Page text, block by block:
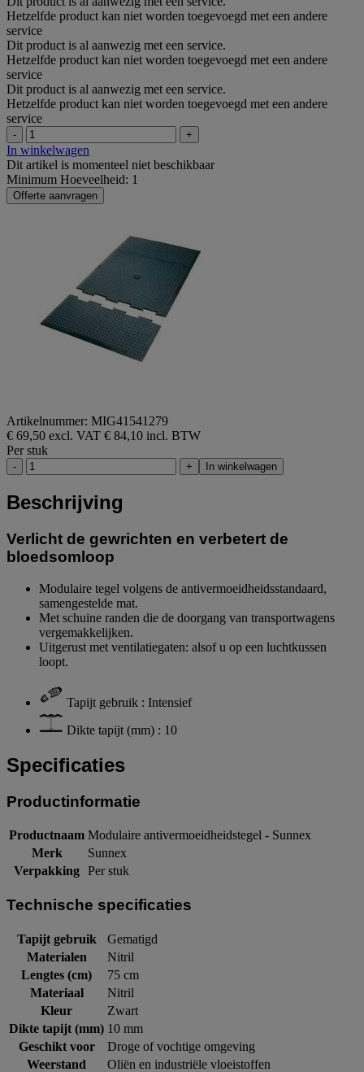
Hetzelfde product kan niet worden toegevoegd met een andere
service
Dit product is al aanwezig met een service.
Hetzelfde product kan niet worden toegevoegd met een andere
service
Dit product is al aanwezig met een service.
Hetzelfde product kan niet worden toegevoegd met een andere
service
- +
In winkelwagen
Dit artikel is momenteel niet beschikbaar
Minimum Hoeveelheid: 1
Offerte aanvragen
Artikelnummer: MIG41541279
€ 69,50 excl. VAT € 84,10 incl. BTW
Per stuk
- + In winkelwagen
Beschrijving
Verlicht de gewrichten en verbetert de
bloedsomloop
Modulaire tegel volgens de antivermoeidheidsstandaard,
samengestelde mat.
Met schuine randen die de doorgang van transportwagens
vergemakkelijken.
Uitgerust met ventilatiegaten: alsof u op een luchtkussen
loopt.
Tapijt gebruik : Intensief
Dikte tapijt (mm) : 10
Specificaties
Productinformatie
Productnaam Modulaire antivermoeidheidstegel - Sunnex
Merk
Sunnex
Verpakking Per stuk
Technische specificaties
Tapijt gebruik
Gematigd
Materialen
Nitril
Lengtes (cm)
75 cm
Materiaal
Nitril
Kleur
Zwart
Dikte tapijt (mm) 10 mm
Geschikt voor
Droge of vochtige omgeving
Weerstand
Oliën en industriële vloeistoffen